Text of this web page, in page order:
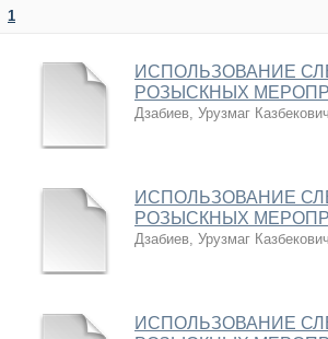
1
ИСПОЛЬЗОВАНИЕ
РОЗЫСКНЫХ
Дзабиев, Урузмаг Казбекович
ИСПОЛЬЗОВАНИЕ
РОЗЫСКНЫХ
Дзабиев, Урузмаг Казбекович
ИСПОЛЬЗОВАНИЕ